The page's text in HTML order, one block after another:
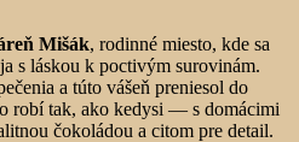
Mišák, rodinné miesto, kde sa
s láskou k poctivým surovinám.
a túto vášeň preniesol do
robí tak, ako kedysi — s domácimi
čokoládou a citom pre detail.